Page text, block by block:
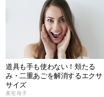
道具も手も使わない！頬たる
み・二重あごを解消するエクサ
サイズ
美宅 玲子